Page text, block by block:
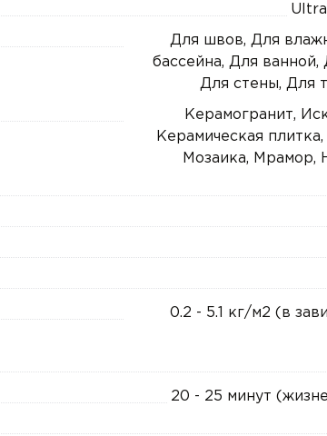
Для швов, Для
бассейна, Для ванной,
Для стены, Для
Керамогранит,
Керамическая
Мозаика, Мрамор,
0.2 - 5.1 кг/м2 (в
20 - 25 минут